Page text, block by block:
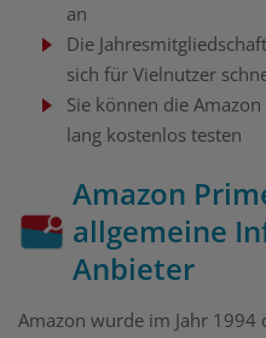
an
Die
sich für Vielnutzer
Sie können die
lang kostenlos testen
Amazon
allgemeine
Anbieter
Amazon wurde im Jahr 1994